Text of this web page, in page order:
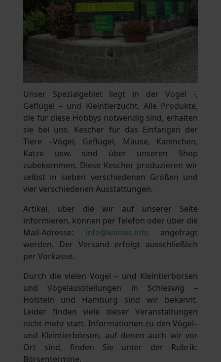
Unser Spezialgebiet liegt in der Vogel -,
Geflügel – und Kleintierzucht. Alle Produkte,
die für diese Hobbys notwendig sind, erhalten
sie bei uns. Kescher für das Einfangen der
Tiere –Vögel, Geflügel, Mäuse, Kaninchen,
Katze usw. sind über unseren Shop
zubekommen. Diese Kescher produzieren wir
selbst in sieben verschiedenen Größen und
vier verschiedenen Ausstattungen.
Artikel, über die wir auf unserer Seite
informieren, können per Telefon oder über die
Mail-Adresse: info@wieses.info angefragt
werden. Der Versand erfolgt ausschließlich
per Vorkasse.
Durch die vielen Vogel – und Kleintierbörsen
und Vogelausstellungen in Schleswig –
Holstein und Hamburg sind wir bekannt.
Leider finden viele dieser Veranstaltungen
nicht mehr statt. Informationen zu den Vögel–
und Kleintierbörsen, auf denen auch wir vor
Ort sind, finden Sie unter der Rubrik:
Börsentermine.